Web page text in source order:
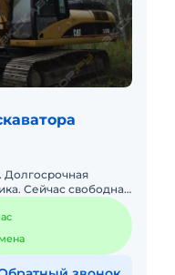
Долгосрочная
Сейчас свободна.